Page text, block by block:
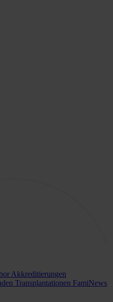
Akkreditierungen
Transplantationen FamiNews